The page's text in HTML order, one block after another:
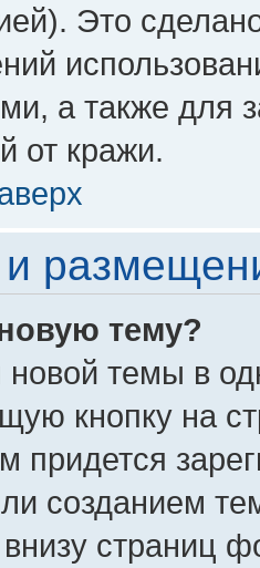
Это
а также для
от кражи.
тему?
новой темы в
кнопку на
придется
созданием
страниц